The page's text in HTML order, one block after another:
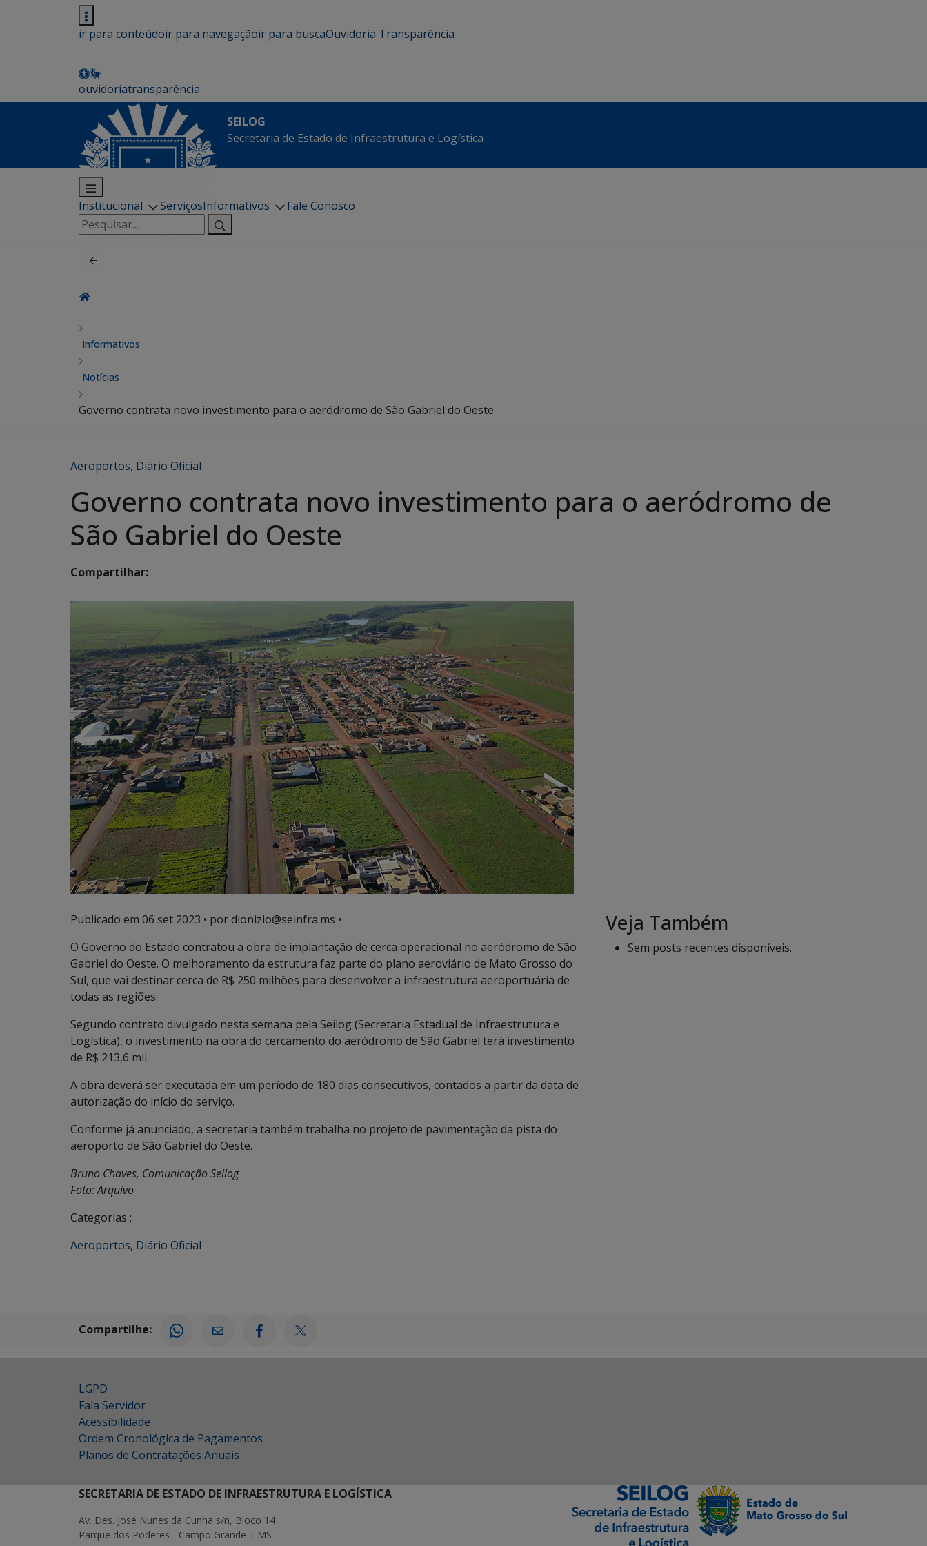
ir para conteúdoir para navegaçãoir para buscaOuvidoria Transparência
ouvidoriatransparência
SEILOG
Secretaria de Estado de Infraestrutura e Logística
Institucional ServiçosInformativos
Fale Conosco
Pesquisar
por:
Informativos
Notícias
Governo contrata novo investimento para o aeródromo de São Gabriel do Oeste
Aeroportos, Diário Oficial
Governo contrata novo investimento para o aeródromo de
São Gabriel do Oeste
Compartilhar:
Publicado em 06 set 2023 • por dionizio@seinfra.ms •
O Governo do Estado contratou a obra de implantação de cerca operacional no aeródromo de São
Gabriel do Oeste. O melhoramento da estrutura faz parte do plano aeroviário de Mato Grosso do
Sul, que vai destinar cerca de R$ 250 milhões para desenvolver a infraestrutura aeroportuária de
todas as regiões.
Segundo contrato divulgado nesta semana pela Seilog (Secretaria Estadual de Infraestrutura e
Logística), o investimento na obra do cercamento do aeródromo de São Gabriel terá investimento
de R$ 213,6 mil.
A obra deverá ser executada em um período de 180 dias consecutivos, contados a partir da data de
autorização do início do serviço.
Conforme já anunciado, a secretaria também trabalha no projeto de pavimentação da pista do
aeroporto de São Gabriel do Oeste.
Bruno Chaves, Comunicação Seilog
Foto: Arquivo
Categorias :
Aeroportos, Diário Oficial
Veja Também
Sem posts recentes disponíveis.
Compartilhe:
LGPD
Fala Servidor
Acessibilidade
Ordem Cronológica de Pagamentos
Planos de Contratações Anuais
SECRETARIA DE ESTADO DE INFRAESTRUTURA E LOGÍSTICA
Av. Des. José Nunes da Cunha s/n, Bloco 14
Parque dos Poderes - Campo Grande | MS